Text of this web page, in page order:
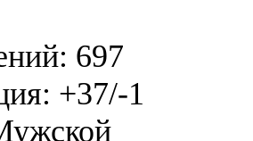
697
+37/-1